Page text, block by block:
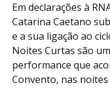
Em declarações à
Catarina Caetano
e a sua ligação ao
Noites Curtas são
performance que
Convento, nas